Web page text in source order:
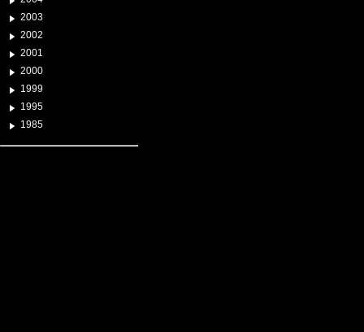
2003
2002
2001
2000
1999
1995
1985